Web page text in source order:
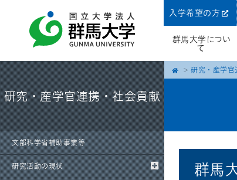
入学希望の方
群馬大学につい
て
研究・産学官連携・社会貢献
文部科学省補助事業等
研究活動の現状
研究・産学官
群馬